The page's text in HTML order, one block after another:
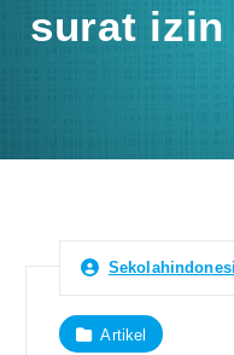
surat
Artikel